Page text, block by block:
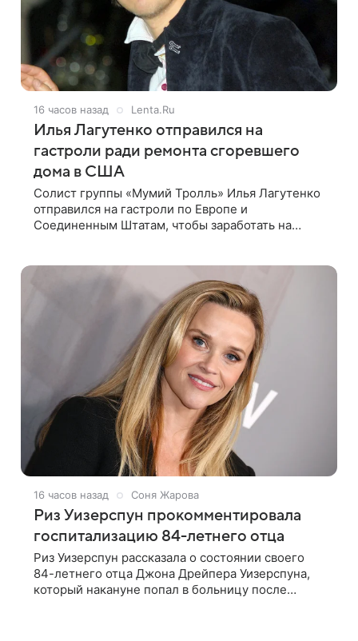
16 часов назад Lenta.Ru
Илья Лагутенко отправился на
гастроли ради ремонта сгоревшего
дома в США
Солист группы «Мумий Тролль» Илья Лагутенко
отправился на гастроли по Европе и
Соединенным Штатам, чтобы заработать на
16 часов назад Соня Жарова
Риз Уизерспун прокомментировала
госпитализацию 84-летнего отца
Риз Уизерспун рассказала о состоянии своего
84-летнего отца Джона Дрейпера Уизерспуна,
который накануне попал в больницу после